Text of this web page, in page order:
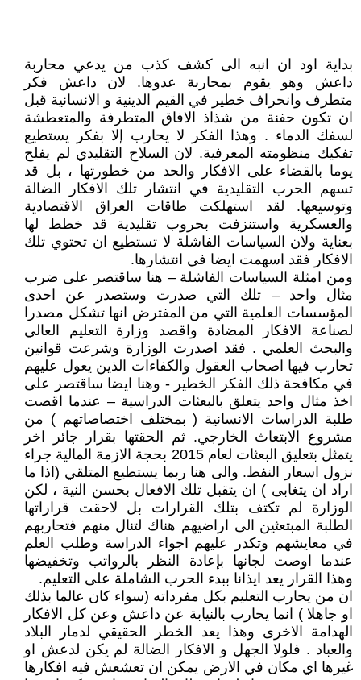
بداية اود ان انبه الى كشف كذب من يدعي محاربة
داعش وهو يقوم بمحاربة عدوها. لان داعش فكر
متطرف وانحراف خطير في القيم الدينية و الانسانية قبل
ان تكون حفنة من شذاذ الافاق المتطرفة والمتعطشة
لسفك الدماء . وهذا الفكر لا يحارب إلا بفكر يستطيع
تفكيك منظومته المعرفية. لان السلاح التقليدي لم يفلح
يوما بالقضاء على الافكار والحد من خطورتها ، بل قد
تسهم الحرب التقليدية في انتشار تلك الافكار الضالة
وتوسيعها. لقد استهلكت طاقات العراق الاقتصادية
والعسكرية واستنزفت بحروب تقليدية قد خطط لها
بعناية ولان السياسات الفاشلة لا تستطيع ان تحتوي تلك
الافكار فقد اسهمت ايضا في انتشارها.
ومن امثلة السياسات الفاشلة – هنا ساقتصر على ضرب
مثال واحد – تلك التي صدرت وستصدر عن احدى
المؤسسات العلمية التي من المفترض انها تشكل مصدرا
لصناعة الافكار المضادة واقصد وزارة التعليم العالي
والبحث العلمي . فقد اصدرت الوزارة وشرعت قوانين
تحارب فيها اصحاب العقول والكفاءات الذين يعول عليهم
في مكافحة ذلك الفكر الخطير - وهنا ايضا ساقتصر على
اخذ مثال واحد يتعلق بالبعثات الدراسية – عندما اقصت
طلبة الدراسات الانسانية ( بمختلف اختصاصاتهم ) من
مشروع الابتعاث الخارجي. ثم الحقتها بقرار جائر اخر
يتمثل بتعليق البعثات لعام 2015 بحجة الازمة المالية جراء
نزول اسعار النفط. والى هنا ربما يستطيع المتلقي (اذا ما
اراد ان يتغابى ) ان يتقبل تلك الافعال بحسن النية ، لكن
الوزارة لم تكتف بتلك القرارات بل لاحقت قراراتها
الطلبة المبتعثين الى اراضيهم هناك لتنال منهم فتحاربهم
في معايشهم وتكدر عليهم اجواء الدراسة وطلب العلم
عندما اوصت لجانها بإعادة النظر بالرواتب وتخفيضها
وهذا القرار يعد ايذانا ببدء الحرب الشاملة على التعليم.
ان من يحارب التعليم بكل مفرداته (سواء كان عالما بذلك
او جاهلا ) انما يحارب بالنيابة عن داعش وعن كل الافكار
الهدامة الاخرى وهذا يعد الخطر الحقيقي لدمار البلاد
والعباد . فلولا الجهل و الافكار الضالة لم يكن لدعش او
غيرها اي مكان في الارض يمكن ان تعشعش فيه افكارها